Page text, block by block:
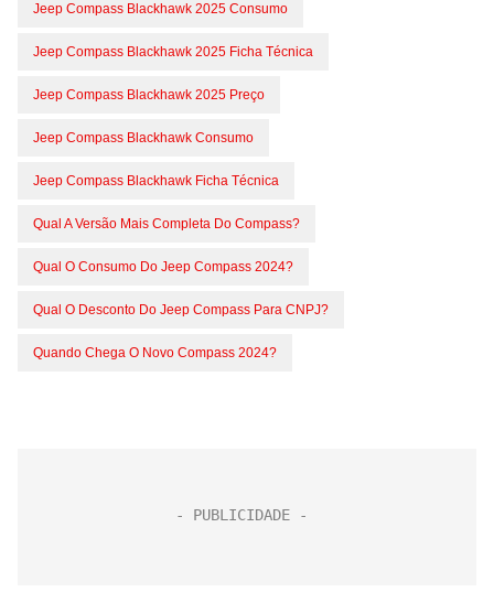
Jeep Compass Blackhawk 2025 Consumo
Jeep Compass Blackhawk 2025 Ficha Técnica
Jeep Compass Blackhawk 2025 Preço
Jeep Compass Blackhawk Consumo
Jeep Compass Blackhawk Ficha Técnica
Qual A Versão Mais Completa Do Compass?
Qual O Consumo Do Jeep Compass 2024?
Qual O Desconto Do Jeep Compass Para CNPJ?
Quando Chega O Novo Compass 2024?